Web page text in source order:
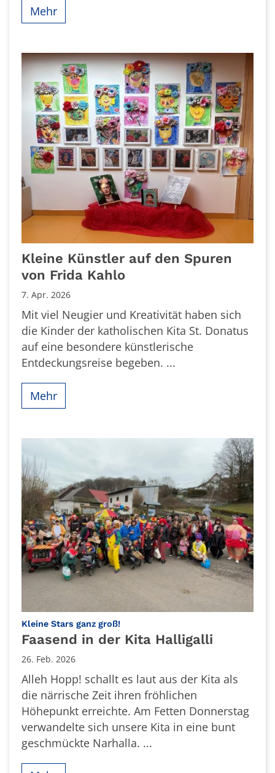
Mehr
Kleine Künstler auf den Spuren
von Frida Kahlo
7. Apr. 2026
Mit viel Neugier und Kreativität haben sich
die Kinder der katholischen Kita St. Donatus
auf eine besondere künstlerische
Entdeckungsreise begeben. ...
Mehr
Kleine Stars ganz groß!:
Faasend in der Kita Halligalli
26. Feb. 2026
Alleh Hopp! schallt es laut aus der Kita als
die närrische Zeit ihren fröhlichen
Höhepunkt erreichte. Am Fetten Donnerstag
verwandelte sich unsere Kita in eine bunt
geschmückte Narhalla. ...